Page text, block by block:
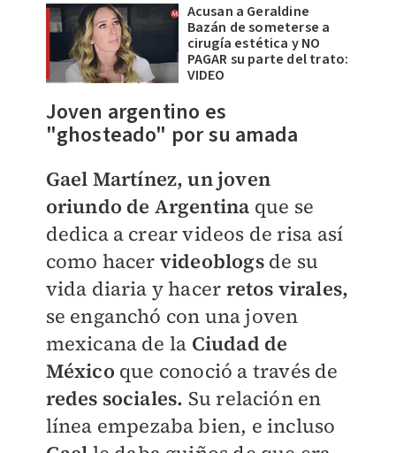
Acusan a Geraldine
Bazán de someterse a
cirugía estética y NO
PAGAR su parte del trato:
VIDEO
Joven argentino es
"ghosteado" por su amada
Gael Martínez, un joven
oriundo de Argentina que se
dedica a crear videos de risa así
como hacer videoblogs de su
vida diaria y hacer retos virales,
se enganchó con una joven
mexicana de la Ciudad de
México que conoció a través de
redes sociales. Su relación en
línea empezaba bien, e incluso